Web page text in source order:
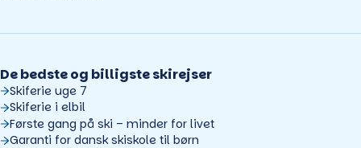
De bedste og billigste skirejser
Skiferie uge 7
Skiferie i elbil
Første gang på ski – minder for livet
Garanti for dansk skiskole til børn